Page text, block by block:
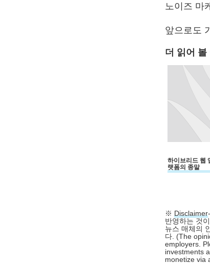
노이즈 마
앞으로도
더 읽어 볼
하이브리드 웹
랫폼의 종말
※ Disclaimer
반영하는 것
뉴스 매체의
다. (The
employers.
investments
monetize via